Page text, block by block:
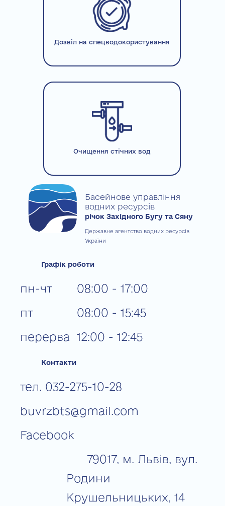
Дозвіл на спецводокористування
Очищення стічних вод
Басейнове управління
водних ресурсів
річок Західного Бугу та Сяну
Державне агентство водних ресурсів
України
Графік роботи
пн-чт
пт
перерва
08:00 - 17:00
08:00 - 15:45
12:00 - 12:45
Контакти
тел. 032-275-10-28
buvrzbts@gmail.com
Facebook
79017, м. Львів, вул.
Родини
Крушельницьких, 14